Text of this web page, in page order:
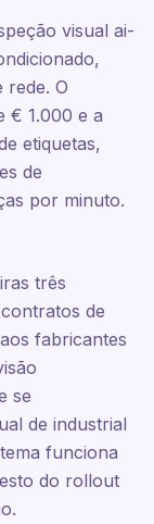
visual ai-
rede. O
€ 1.000 e a
etiquetas,
de
por minuto.
três
de
fabricantes
se
de industrial
funciona
do rollout